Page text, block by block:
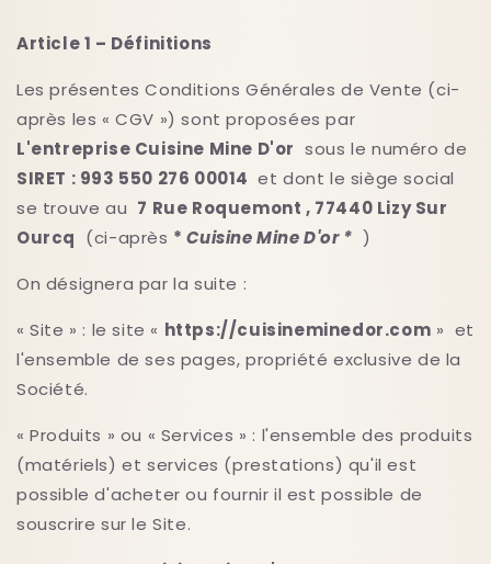
Article 1 – Définitions
Les présentes Conditions Générales de Vente (ci-
après les « CGV ») sont proposées par
L'entreprise Cuisine Mine D'or sous le numéro de
SIRET : 993 550 276 00014 et dont le siège social
se trouve au 7 Rue Roquemont , 77440 Lizy Sur
Ourcq (ci-après *Cuisine Mine D'or * )
On désignera par la suite :
« Site » : le site « https://cuisineminedor.com » et
l'ensemble de ses pages, propriété exclusive de la
Société.
« Produits » ou « Services » : l'ensemble des produits
(matériels) et services (prestations) qu'il est
possible d'acheter ou fournir il est possible de
souscrire sur le Site.